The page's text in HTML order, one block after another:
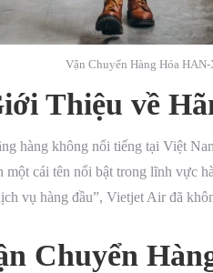
Vận Chuyển Hàng Hóa
Thiệu về
hàng không nổi tiếng tại Việt
cái tên nổi bật trong lĩnh vực
vụ hàng đầu”, Vietjet Air đã
Chuyển